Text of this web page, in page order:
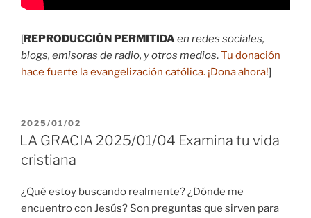
[REPRODUCCIÓN PERMITIDAen redes sociales,
blogs, emisoras de radio, y otros medios.Tu donación
hace fuerte la evangelización católica. ¡Dona ahora!]
PUBLICADO
EL
2025/01/02
LA GRACIA 2025/01/04 Examina tu vida
cristiana
¿Qué estoy buscando realmente? ¿Dónde me
encuentro con Jesús? Son preguntas que sirven para